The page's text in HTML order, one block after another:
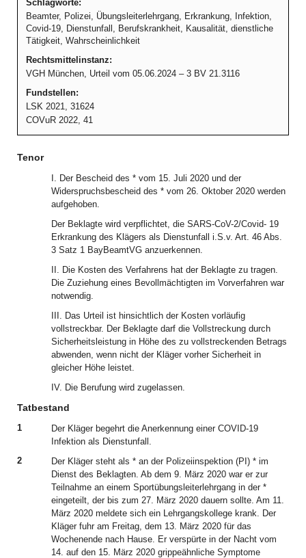
Schlagworte:
Beamter, Polizei, Übungsleiterlehrgang, Erkrankung, Infektion,
Covid-19, Dienstunfall, Berufskrankheit, Kausalität, dienstliche
Tätigkeit, Wahrscheinlichkeit
Rechtsmittelinstanz:
VGH München, Urteil vom 05.06.2024 – 3 BV 21.3116
Fundstellen:
LSK 2021, 31624
COVuR 2022, 41
Tenor
I. Der Bescheid des * vom 15. Juli 2020 und der
Widerspruchsbescheid des * vom 26. Oktober 2020 werden
aufgehoben.
Der Beklagte wird verpflichtet, die SARS-CoV-2/Covid- 19
Erkrankung des Klägers als Dienstunfall i.S.v. Art. 46 Abs.
3 Satz 1 BayBeamtVG anzuerkennen.
II. Die Kosten des Verfahrens hat der Beklagte zu tragen.
Die Zuziehung eines Bevollmächtigten im Vorverfahren war
notwendig.
III. Das Urteil ist hinsichtlich der Kosten vorläufig
vollstreckbar. Der Beklagte darf die Vollstreckung durch
Sicherheitsleistung in Höhe des zu vollstreckenden Betrags
abwenden, wenn nicht der Kläger vorher Sicherheit in
gleicher Höhe leistet.
IV. Die Berufung wird zugelassen.
Tatbestand
1
Der Kläger begehrt die Anerkennung einer COVID-19
Infektion als Dienstunfall.
2
Der Kläger steht als * an der Polizeiinspektion (PI) * im
Dienst des Beklagten. Ab dem 9. März 2020 war er zur
Teilnahme an einem Sportübungsleiterlehrgang in der *
eingeteilt, der bis zum 27. März 2020 dauern sollte. Am 11.
März 2020 meldete sich ein Lehrgangskollege krank. Der
Kläger fuhr am Freitag, dem 13. März 2020 für das
Wochenende nach Hause. Er verspürte in der Nacht vom
14. auf den 15. März 2020 grippeähnliche Symptome